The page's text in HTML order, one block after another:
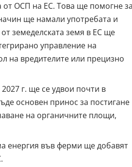
от ОСП на ЕС. Това ще помогне
ще намали употребата и
земеделската земя в ЕС ще
управление на
на вредителите или прецизно
2027 г. ще се удвои почти в
основен принос за постигане
на органичните площи,
енергия във ферми ще добавят